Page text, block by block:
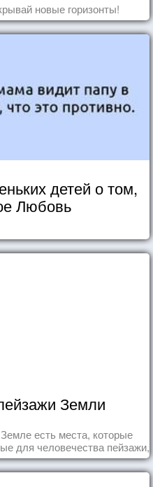
новые горизонты!
детей о том,
Любовь
Земли
есть места, которые
для человечества пейзажи,
инопланетными!